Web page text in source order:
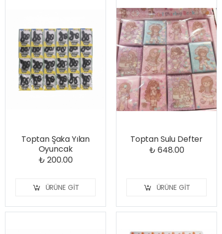
Toptan Şaka Yılan
Oyuncak
₺ 200.00
ÜRÜNE GIT
Toptan Sulu Defter
₺ 648.00
ÜRÜNE GIT